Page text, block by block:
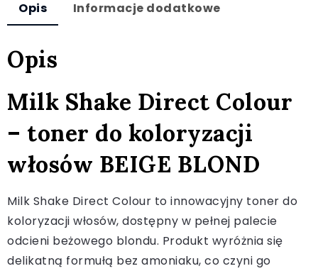
Opis Informacje dodatkowe
Opis
Milk Shake Direct Colour
– toner do koloryzacji
włosów BEIGE BLOND
Milk Shake Direct Colour to innowacyjny toner do
koloryzacji włosów, dostępny w pełnej palecie
odcieni beżowego blondu. Produkt wyróżnia się
delikatną formułą bez amoniaku, co czyni go